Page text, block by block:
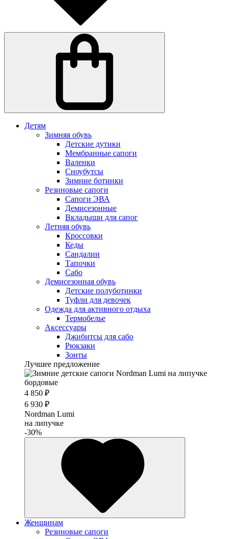
Детям
Зимняя обувь
Детские дутики
Мембранные сапоги
Валенки
Сноубутсы
Зимние ботинки
Резиновые сапоги
Сапоги ЭВА
Демисезонные
Вкладыши для сапог
Летняя обувь
Кроссовки
Кеды
Сандалии
Тапочки
Сабо
Демисезонная обувь
Детские полуботинки
Туфли для девочек
Одежда для активного отдыха
Термобелье
Аксессуары
Джибитсы для сабо
Рюкзаки
Зонты
Лучшее предложение
4 850 ₽
6 930 ₽
Nordman Lumi
на липучке
-30%
Женщинам
Резиновые сапоги